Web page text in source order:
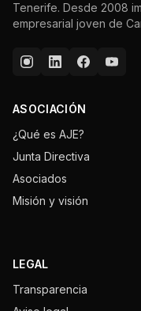
Tenerife. Desde 2008
empresarial joven de
ASOCIACIÓN
¿Qué es AJE?
Junta Directiva
Asociados
Misión y visión
LEGAL
Transparencia